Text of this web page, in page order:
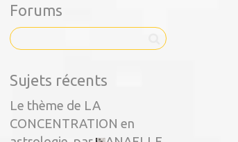
Forums
Sujets récents
Le thème de LA
CONCENTRATION en